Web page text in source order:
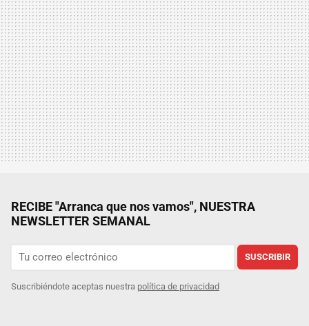
RECIBE "Arranca que nos vamos", NUESTRA
NEWSLETTER SEMANAL
SUSCRIBIR
Suscribiéndote aceptas nuestra política de privacidad